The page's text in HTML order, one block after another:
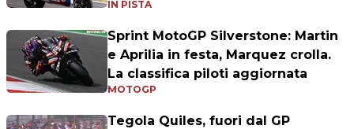
IN PISTA
Sprint MotoGP Silverstone: Martin
e Aprilia in festa, Marquez crolla.
La classifica piloti aggiornata
MOTOGP
Tegola Quiles, fuori dal GP